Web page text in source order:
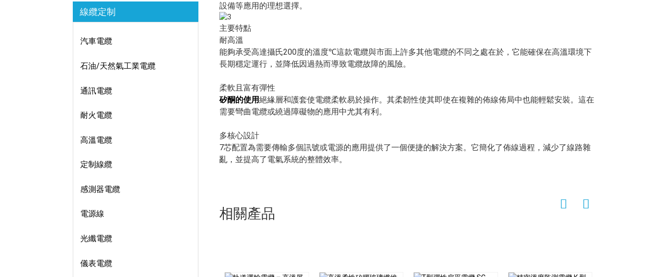
線纜定制
汽車電纜
石油/天然氣工業電纜
通訊電纜
耐火電纜
高溫電纜
定制線纜
感測器電纜
電源線
光纖電纜
儀表電纜
設備等應用的理想選擇。
主要特點
耐高溫
能夠承受高達攝氏200度的溫度℃這款電纜與市面上許多其他電纜的不同之處在於，它能確保在高溫環境下
長期穩定運行，並降低因過熱而導致電纜故障的風險。
柔軟且富有彈性
矽酮的使用絕緣層和護套使電纜柔軟易於操作。其柔韌性使其即使在複雜的佈線佈局中也能輕鬆安裝。這在
需要彎曲電纜或繞過障礙物的應用中尤其有利。
多核心設計
7芯配置為需要傳輸多個訊號或電源的應用提供了一個便捷的解決方案。它簡化了佈線過程，減少了線路雜
亂，並提高了電氣系統的整體效率。
相關產品